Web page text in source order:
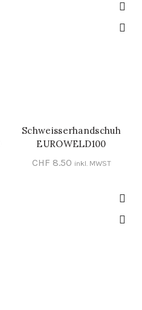
IN DEN WARENKORB
Schweisserhandschuh
EUROWELD100
CHF 8.50 inkl. MWST